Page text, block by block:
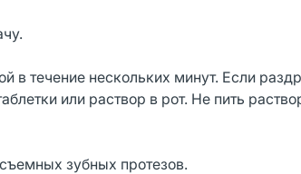
нескольких минут. Если
или раствор в рот. Не пить
зубных протезов.